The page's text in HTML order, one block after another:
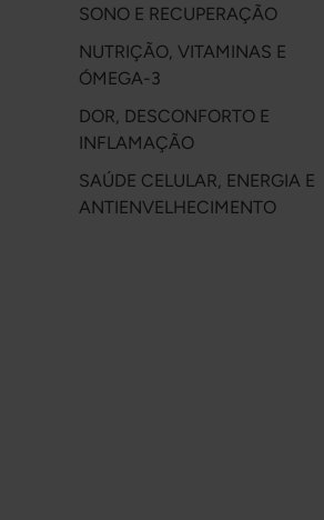
SONO E RECUPERAÇÃO
NUTRIÇÃO, VITAMINAS E
ÓMEGA-3
DOR, DESCONFORTO E
INFLAMAÇÃO
SAÚDE CELULAR, ENERGIA E
ANTIENVELHECIMENTO